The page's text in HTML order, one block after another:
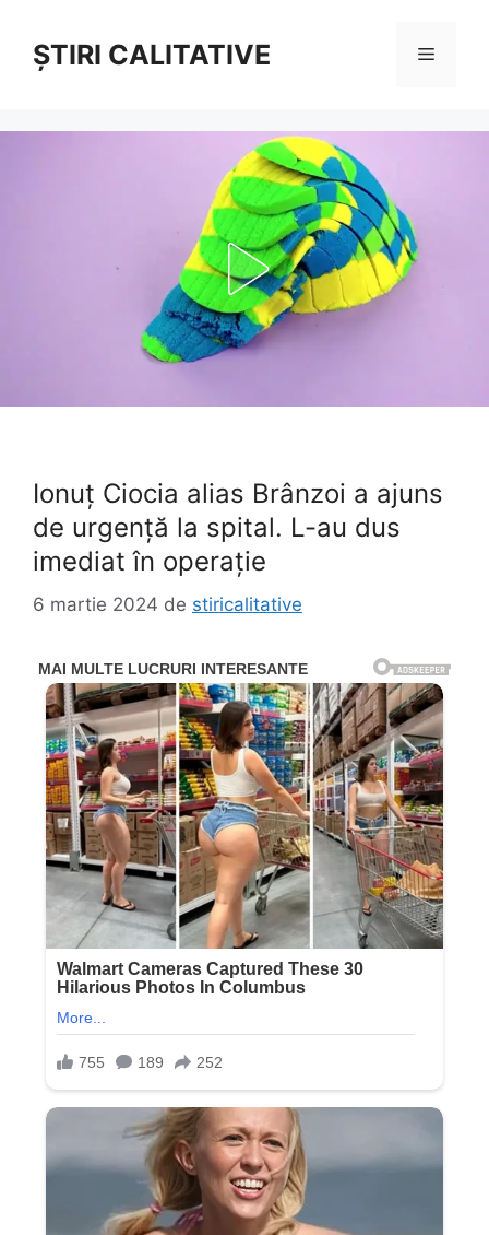
conținutȘTIRI CALITATIVE Meniu
Ionuț Ciocia alias Brânzoi a ajuns
de urgență la spital. L-au dus
imediat în operație
6 martie 2024 de stiricalitative